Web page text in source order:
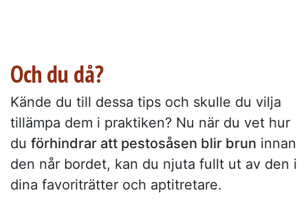
Och du då?
Kände du till dessa tips och skulle du vilja
tillämpa dem i praktiken? Nu när du vet hur
du förhindrar att pestosåsen blir brun innan
den når bordet, kan du njuta fullt ut av den i
dina favoriträtter och aptitretare.